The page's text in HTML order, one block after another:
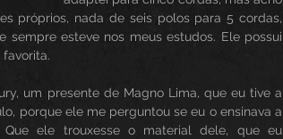
próprios, nada de seis polos para 5 cordas,
esteve nos meus estudos. Ele possui
um presente de Magno Lima, que eu tive a
porque ele me perguntou se eu o ensinava a
ele trouxesse o material dele, que eu